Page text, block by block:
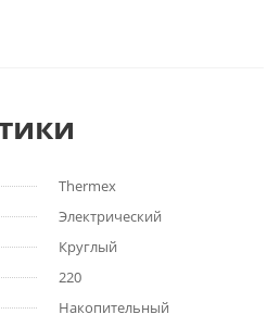
Thermex
Электрический
Круглый
220
Накопительный